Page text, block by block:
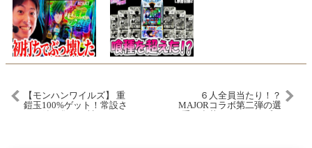
【モンハンワイルズ】 重
鎧玉100%ゲット！常設さ
６人全員当たり！？
MAJORコラボ第二弾の選